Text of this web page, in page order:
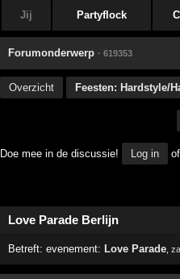
Jij Partyflock
Forumonderwerp · 619353
Overzicht Feesten: Hardstyle/
Doe mee in de discussie! Log in of
Love Parade Berlijn
Betreft:evenement: Love Parade ,